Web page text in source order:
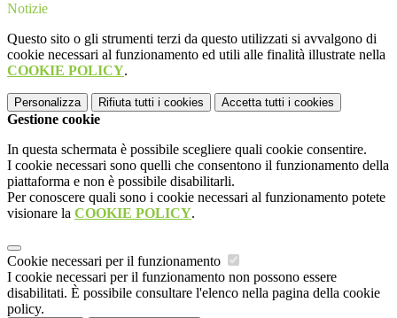
Notizie
Questo sito o gli strumenti terzi da questo utilizzati si avvalgono di
cookie necessari al funzionamento ed utili alle finalità illustrate nella
COOKIE POLICY.
Personalizza Rifiuta tutti i cookies Accetta tutti i cookies
Gestione cookie
In questa schermata è possibile scegliere quali cookie consentire.
I cookie necessari sono quelli che consentono il funzionamento della
piattaforma e non è possibile disabilitarli.
Per conoscere quali sono i cookie necessari al funzionamento potete
visionare la COOKIE POLICY.
Cookie necessari per il funzionamento
I cookie necessari per il funzionamento non possono essere
disabilitati. È possibile consultare l'elenco nella pagina della cookie
policy.